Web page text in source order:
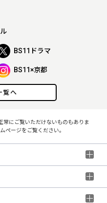
覧へ
BS11ドラマ
BS11×京都
常にご覧いただけないものもありま
ページをご覧ください。